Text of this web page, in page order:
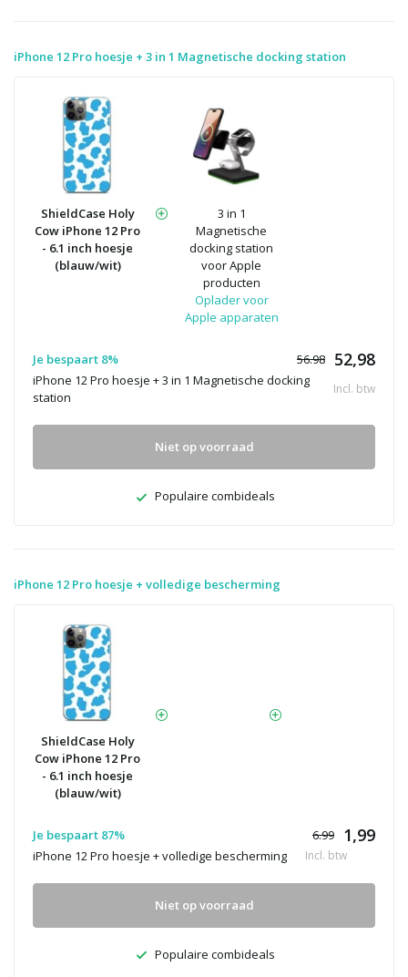
iPhone 12 Pro hoesje + 3 in 1 Magnetische docking station
ShieldCase Holy
Cow iPhone 12 Pro
- 6.1 inch hoesje
(blauw/wit)
3 in 1
Magnetische
docking station
voor Apple
producten
Oplader voor
Apple apparaten
Je bespaart 8% 56.98 52,98
iPhone 12 Pro hoesje + 3 in 1 Magnetische docking
station
Incl. btw
Niet op voorraad
Populaire combideals
iPhone 12 Pro hoesje + volledige bescherming
ShieldCase Holy
Cow iPhone 12 Pro
- 6.1 inch hoesje
(blauw/wit)
Je bespaart 87% 6.99 1,99
iPhone 12 Pro hoesje + volledige bescherming Incl. btw
Niet op voorraad
Populaire combideals